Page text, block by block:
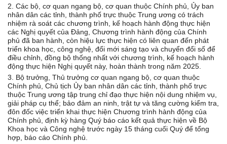
2. Các bộ, cơ quan ngang bộ, cơ quan thuộc Chính phủ, Ủy ban
nhân dân các tỉnh, thành phố trực thuộc Trung ương có trách
nhiệm rà soát các chương trình, kế hoạch hành động thực hiện
các Nghị quyết của Đảng, Chương trình hành động của Chính
phủ đã ban hành, còn hiệu lực thực hiện có liên quan đến phát
triển khoa học, công nghệ, đổi mới sáng tạo và chuyển đổi số để
điều chỉnh, đồng bộ thống nhất với chương trình, kế hoạch hành
động thực hiện Nghị quyết này, hoàn thành trong năm 2025.
3. Bộ trưởng, Thủ trưởng cơ quan ngang bộ, cơ quan thuộc
Chính phủ, Chủ tịch Ủy ban nhân dân các tỉnh, thành phố trực
thuộc Trung ương tập trung chỉ đạo thực hiện nội dung nhiệm vụ,
giải pháp cụ thể; bảo đảm an ninh, trật tự và tăng cường kiểm tra,
đôn đốc việc triển khai thực hiện Chương trình hành động của
Chính phủ, định kỳ hàng Quý báo cáo kết quả thực hiện về Bộ
Khoa học và Công nghệ trước ngày 15 tháng cuối Quý để tổng
hợp, báo cáo Chính phủ.